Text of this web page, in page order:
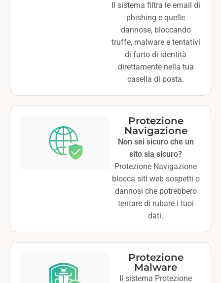
Il sistema filtra le email di
phishing e quelle
dannose, bloccando
truffe, malware e tentativi
di furto di identità
direttamente nella tua
casella di posta.
Protezione
Navigazione
Non sei sicuro che un
sito sia sicuro?
Protezione Navigazione
blocca siti web sospetti o
dannosi che potrebbero
tentare di rubare i tuoi
dati.
Protezione
Malware
Il sistema Protezione